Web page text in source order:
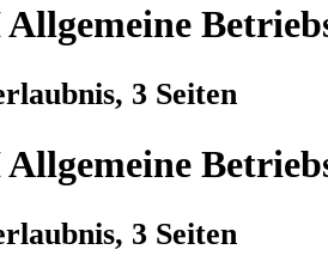
3 Seiten
3 Seiten